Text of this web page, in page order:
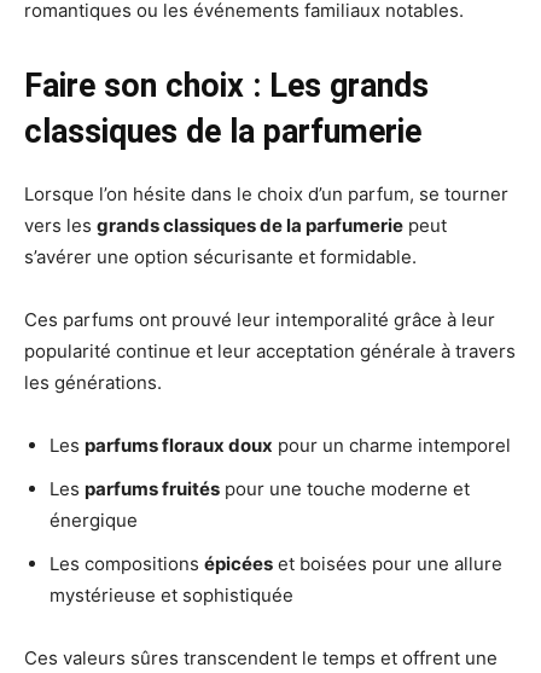
romantiques ou les événements familiaux notables.
Faire son choix : Les grands
classiques de la parfumerie
Lorsque l’on hésite dans le choix d’un parfum, se tourner
vers les grands classiques de la parfumerie peut
s’avérer une option sécurisante et formidable.
Ces parfums ont prouvé leur intemporalité grâce à leur
popularité continue et leur acceptation générale à travers
les générations.
Les parfums floraux doux pour un charme intemporel
Les parfums fruités pour une touche moderne et
énergique
Les compositions épicées et boisées pour une allure
mystérieuse et sophistiquée
Ces valeurs sûres transcendent le temps et offrent une